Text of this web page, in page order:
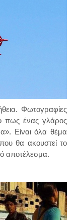
Φωτογραφίες
πως ένας γλάρος
Είναι όλα θέμα
θα ακουστεί το
αποτέλεσμα.